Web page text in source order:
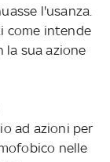
l'usanza.
come intende
la sua azione
ad azioni per
nelle